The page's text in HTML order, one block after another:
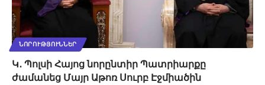
ՆՈՐՈՒԹՅՈՒՆՆԵՐ
Կ․ Պոլսի Հայոց նորընտիր Պատրիարքը
ժամանեց Մայր Աթոռ Սուրբ Էջմիածին